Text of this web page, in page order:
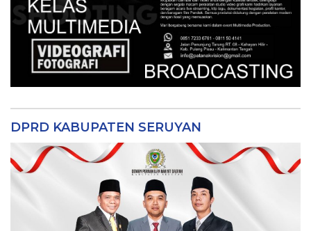
DPRD KABUPATEN SERUYAN